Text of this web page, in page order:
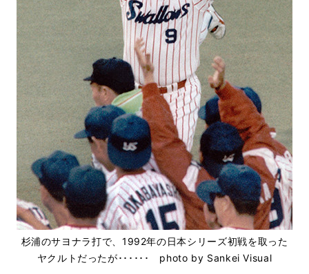
杉浦のサヨナラ打で、1992年の日本シリーズ初戦を取った
ヤクルトだったが･･････ photo by Sankei Visual